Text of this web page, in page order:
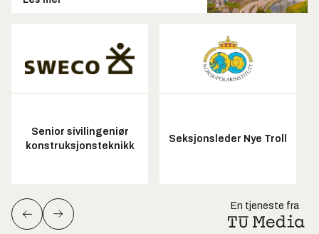
Senior sivilingeniør
konstruksjonsteknikk
Seksjonsleder Nye Troll
En tjeneste fra